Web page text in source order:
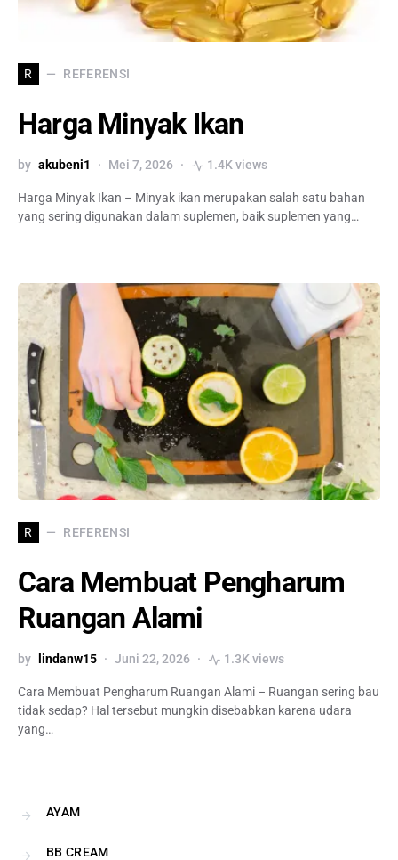
R REFERENSI
Harga Minyak Ikan
by akubeni1 Mei 7, 2026 1.4K views
Harga Minyak Ikan – Minyak ikan merupakan salah satu bahan
yang sering digunakan dalam suplemen, baik suplemen yang…
R REFERENSI
Cara Membuat Pengharum
Ruangan Alami
by lindanw15 Juni 22, 2026 1.3K views
Cara Membuat Pengharum Ruangan Alami – Ruangan sering bau
tidak sedap? Hal tersebut mungkin disebabkan karena udara
yang…
AYAM
BB CREAM